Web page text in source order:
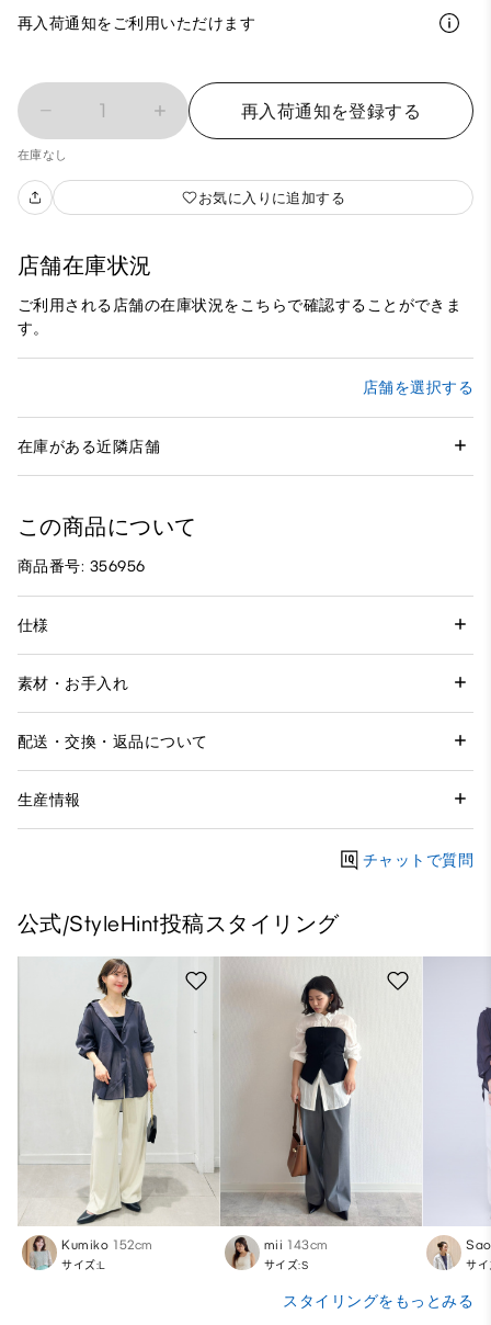
再入荷通知をご利用いただけます
1 再入荷通知を登録する
在庫なし
お気に入りに追加する
店舗在庫状況
ご利用される店舗の在庫状況をこちらで確認することができま
す。
店舗を選択する
在庫がある近隣店舗
この商品について
商品番号: 356956
仕様
素材・お手入れ
配送・交換・返品について
生産情報
チャットで質問
公式/StyleHint投稿スタイリング
Kumiko 152cm
サイズ:L
mii 143cm
サイズ:S
Sao
サ
スタイリングをもっとみる